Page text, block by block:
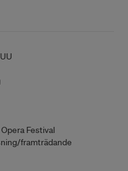
Festival
framträdande